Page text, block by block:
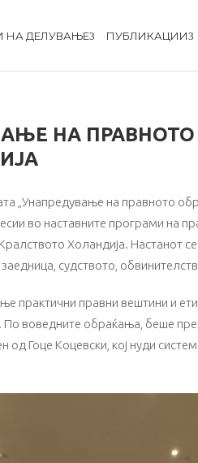
НА ДЕЛУВАЊЕ ПУБЛИКАЦИИ
НА
„Унапредување на правното
во наставните програми на
Холандија. Настанот
судството,
практични правни вештини и
По воведните обраќања, беше
Гоце Коцевски, кој нуди